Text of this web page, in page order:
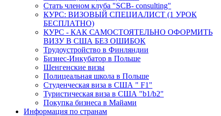
Стать членом клуба "SCB- consulting"
КУРС: ВИЗОВЫЙ СПЕЦИАЛИСТ (1 УРОК
БЕСПЛАТНО)
КУРС - КАК САМОСТОЯТЕЛЬНО ОФОРМИТЬ
ВИЗУ В США БЕЗ ОШИБОК
Трудоустройство в Финляндии
Бизнес-Инкубатор в Польше
Шенгенские визы
Полицеальная школа в Польше
Студенческая виза в США " F1"
Туристическая виза в США "b1/b2"
Покупка бизнеса в Майами
Информация по странам